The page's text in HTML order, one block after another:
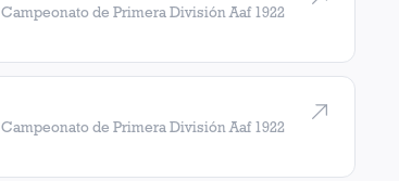
Campeonato de Primera División Aaf 1922
Campeonato de Primera División Aaf 1922